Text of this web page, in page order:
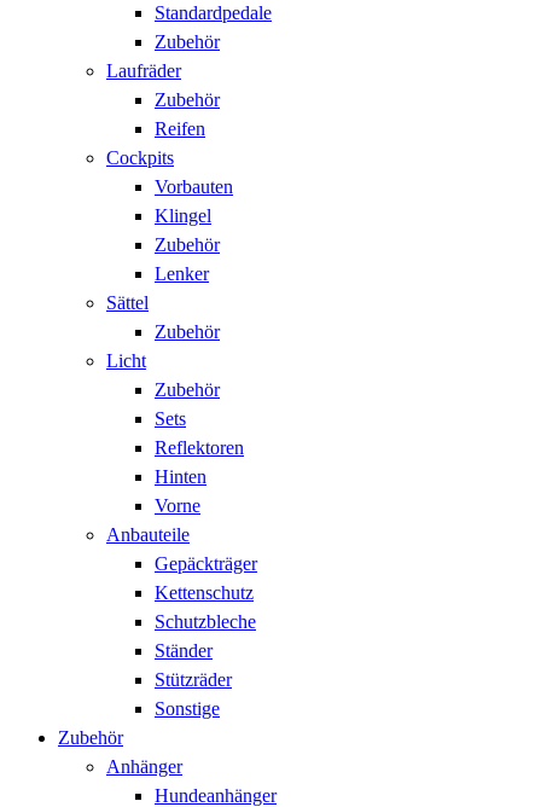
Standardpedale
Zubehör
Laufräder
Zubehör
Reifen
Cockpits
Vorbauten
Klingel
Zubehör
Lenker
Sättel
Zubehör
Licht
Zubehör
Sets
Reflektoren
Hinten
Vorne
Anbauteile
Gepäckträger
Kettenschutz
Schutzbleche
Ständer
Stützräder
Sonstige
Zubehör
Anhänger
Hundeanhänger